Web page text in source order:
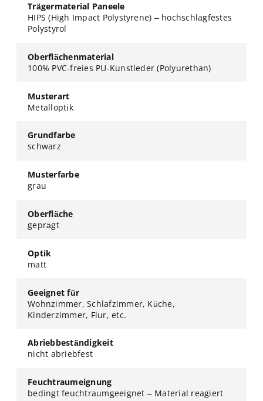
Trägermaterial Paneele
HIPS (High Impact Polystyrene) – hochschlagfestes
Polystyrol
Oberflächenmaterial
100% PVC-freies PU-Kunstleder (Polyurethan)
Musterart
Metalloptik
Grundfarbe
schwarz
Musterfarbe
grau
Oberfläche
geprägt
Optik
matt
Geeignet für
Wohnzimmer, Schlafzimmer, Küche,
Kinderzimmer, Flur, etc.
Abriebbeständigkeit
nicht abriebfest
Feuchtraumeignung
bedingt feuchtraumgeeignet – Material reagiert